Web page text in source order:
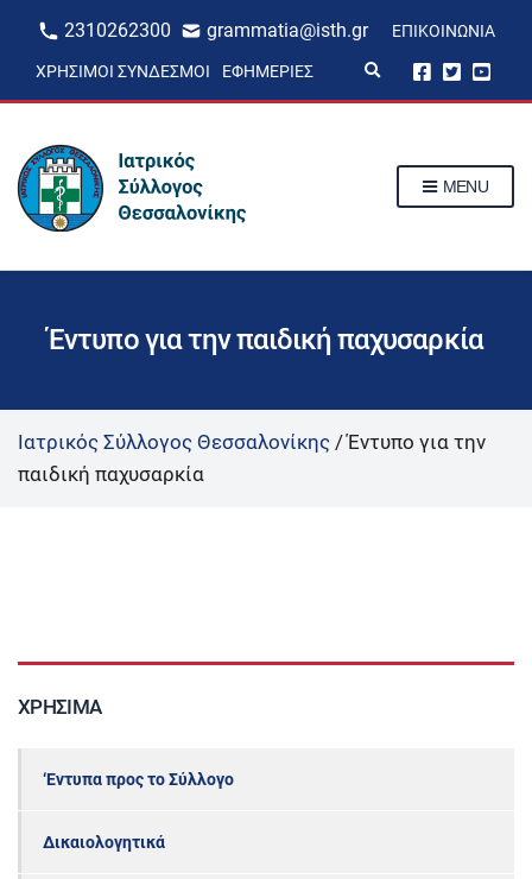
2310262300 grammatia@isth.gr ΕΠΙΚΟΙΝΩΝΊΑ
ΧΡΉΣΙΜΟΙ ΣΎΝΔΕΣΜΟΙ ΕΦΗΜΕΡΊΕΣ
p
m
MENU
Έντυπο για την παιδική παχυσαρκία
Ιατρικός Σύλλογος Θεσσαλονίκης /Έντυπο για την
παιδική παχυσαρκία
ΧΡΉΣΙΜΑ
‘Εντυπα προς το Σύλλογο
Δικαιολογητικά